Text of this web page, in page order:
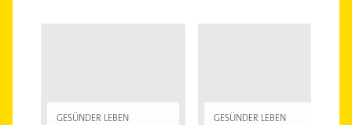
GESÜNDER LEBEN GESÜNDER LEBEN